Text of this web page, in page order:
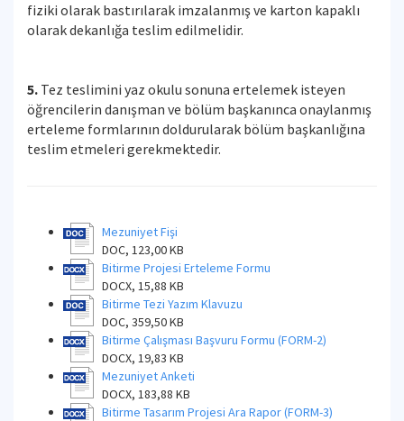
fiziki olarak bastırılarak imzalanmış ve karton kapaklı
olarak dekanlığa teslim edilmelidir.
5. Tez teslimini yaz okulu sonuna ertelemek isteyen
öğrencilerin danışman ve bölüm başkanınca onaylanmış
erteleme formlarının doldurularak bölüm başkanlığına
teslim etmeleri gerekmektedir.
Mezuniyet Fişi
DOC, 123,00 KB
Bitirme Projesi Erteleme Formu
DOCX, 15,88 KB
Bitirme Tezi Yazım Klavuzu
DOC, 359,50 KB
Bitirme Çalışması Başvuru Formu (FORM-2)
DOCX, 19,83 KB
Mezuniyet Anketi
DOCX, 183,88 KB
Bitirme Tasarım Projesi Ara Rapor (FORM-3)